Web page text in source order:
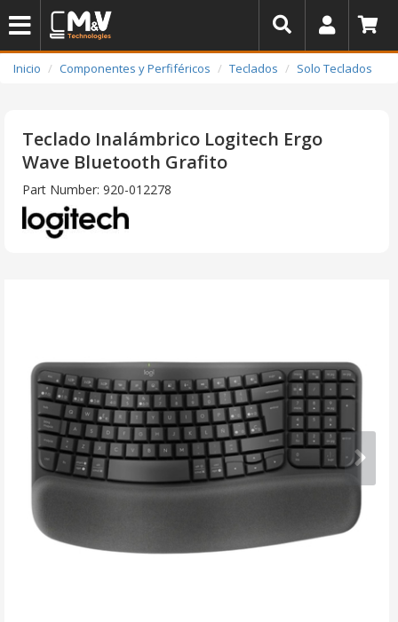
Inicio Componentes y Perfiféricos Teclados Solo Teclados
Teclado Inalámbrico Logitech Ergo
Wave Bluetooth Grafito
Part Number: 920-012278